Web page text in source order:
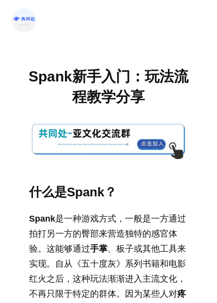
Spank新手入门：玩法流
程教学分享
什么是Spank？
Spank是一种游戏方式，一般是一方通过
拍打另一方的臀部来营造独特的感官体
验。这能够通过手掌、板子或其他工具来
实现。自从《五十度灰》系列书籍和电影
红火之后，这种玩法渐渐进入主流文化，
不再只限于特定的群体。因为某些人对疼